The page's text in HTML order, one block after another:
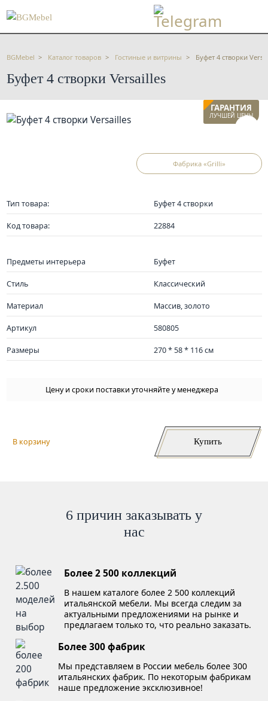
BGMebel Каталог товаров Гостиные и витрины Буфет 4 створки
Буфет 4 створки Versailles
ГАРАНТИЯ
ЛУЧШЕЙ ЦЕНЫ
Фабрика «Grilli»
Тип товара: Буфет 4 створки
Код товара: 22884
Предметы интерьера Буфет
Стиль Классический
Материал Массив, золото
Артикул 580805
Размеры 270 * 58 * 116 см
Цену и сроки поставки уточняйте у менеджера
В корзину Купить
6 причин заказывать у
нас
Более 2 500 коллекций
В нашем каталоге более 2 500 коллекций
итальянской мебели. Мы всегда следим за
актуальными предложениями на рынке и
предлагаем только то, что реально заказать.
Более 300 фабрик
Мы представляем в России мебель более 300
итальянских фабрик. По некоторым фабрикам
наше предложение эксклюзивное!